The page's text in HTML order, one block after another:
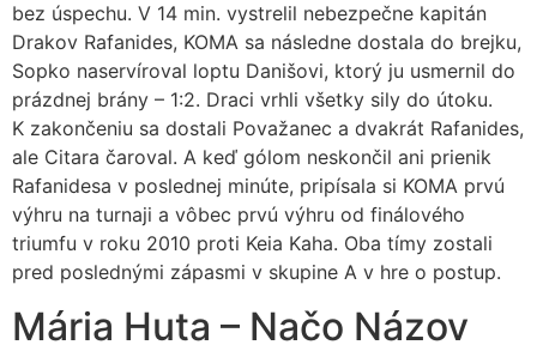
bez úspechu. V 14 min. vystrelil nebezpečne kapitán
Drakov Rafanides, KOMA sa následne dostala do brejku,
Sopko naservíroval loptu Danišovi, ktorý ju usmernil do
prázdnej brány – 1:2. Draci vrhli všetky sily do útoku.
K zakončeniu sa dostali Považanec a dvakrát Rafanides,
ale Citara čaroval. A keď gólom neskončil ani prienik
Rafanidesa v poslednej minúte, pripísala si KOMA prvú
výhru na turnaji a vôbec prvú výhru od finálového
triumfu v roku 2010 proti Keia Kaha. Oba tímy zostali
pred poslednými zápasmi v skupine A v hre o postup.
Mária Huta – Načo Názov